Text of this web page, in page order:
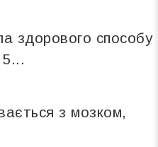
здорового способу
з мозком,